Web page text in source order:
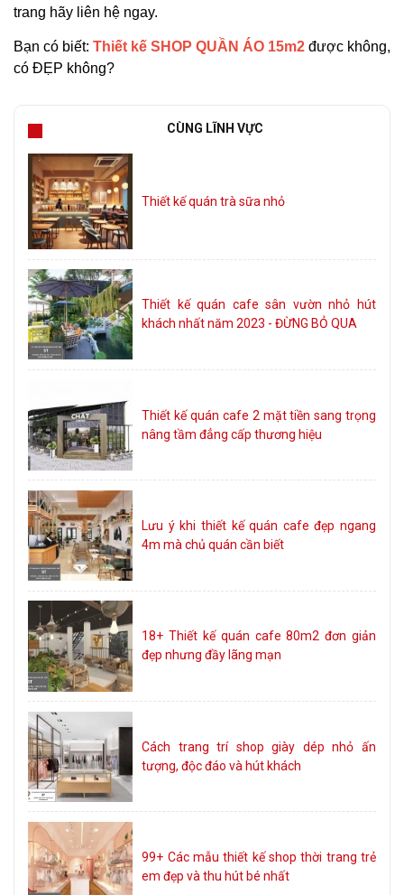
trang hãy liên hệ ngay.
Bạn có biết: Thiết kế SHOP QUẦN ÁO 15m2 được không,
có ĐẸP không?
CÙNG LĨNH VỰC
Thiết kế quán trà sữa nhỏ
Thiết kế quán cafe sân vườn nhỏ hút
khách nhất năm 2023 - ĐỪNG BỎ QUA
Thiết kế quán cafe 2 mặt tiền sang trọng
nâng tầm đẳng cấp thương hiệu
Lưu ý khi thiết kế quán cafe đẹp ngang
4m mà chủ quán cần biết
18+ Thiết kế quán cafe 80m2 đơn giản
đẹp nhưng đầy lãng mạn
Cách trang trí shop giày dép nhỏ ấn
tượng, độc đáo và hút khách
99+ Các mẫu thiết kế shop thời trang trẻ
em đẹp và thu hút bé nhất